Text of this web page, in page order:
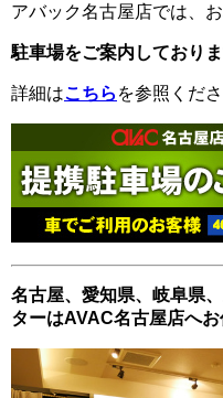
アバック名古屋店では、
駐車場をご案内しており
詳細はこちら を参照くださ
名古屋、愛知県、岐阜県
ターはAVAC名古屋店へお